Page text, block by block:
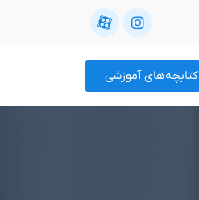
کتابچه‌های آموزشی